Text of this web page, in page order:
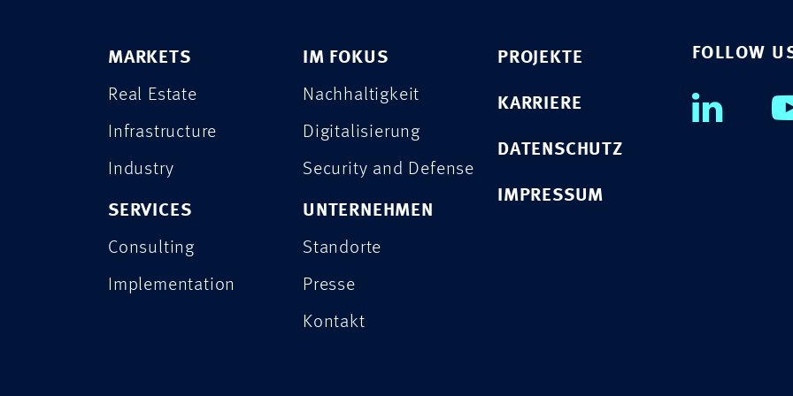
MARKETS
Real Estate
Infrastructure
Industry
SERVICES
Consulting
Implementation
IM FOKUS
Nachhaltigkeit
Digitalisierung
Security and Defense
UNTERNEHMEN
Standorte
Presse
Kontakt
PROJEKTE
KARRIERE
DATENSCHUTZ
IMPRESSUM
FOLLOW